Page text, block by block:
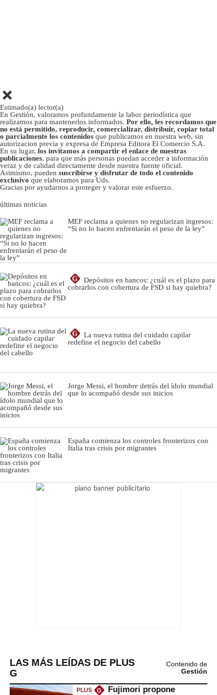
Estimado(a) lector(a)
En Gestión, valoramos profundamente la labor periodística que
realizamos para mantenerlos informados. Por ello, les recordamos que
no está permitido, reproducir, comercializar, distribuir, copiar total
o parcialmente los contenidos que publicamos en nuestra web, sin
autorizacion previa y expresa de Empresa Editora El Comercio S.A.
En su lugar, los invitamos a compartir el enlace de nuestras
publicaciones, para que más personas puedan acceder a información
veraz y de calidad directamente desde nuestra fuente oficial.
Asimismo, pueden suscribirse y disfrutar de todo el contenido
exclusivo que elaboramos para Uds.
Gracias por ayudarnos a proteger y valorar este esfuerzo.
últimas noticias
MEF reclama a quienes no regularizan ingresos:
“Si no lo hacen enfrentarán el peso de la ley”
G
Depósitos en bancos: ¿cuál es el plazo para
cobrarlos con cobertura de FSD si hay quiebra?
G
La nueva rutina del cuidado capilar
redefine el negocio del cabello
Jorge Messi, el hombre detrás del ídolo mundial
que lo acompañó desde sus inicios
España comienza los controles fronterizos con
Italia tras crisis por migrantes
LAS MÁS LEÍDAS DE PLUS
G
Contenido de
Gestión
PLUS G
Fujimori propone